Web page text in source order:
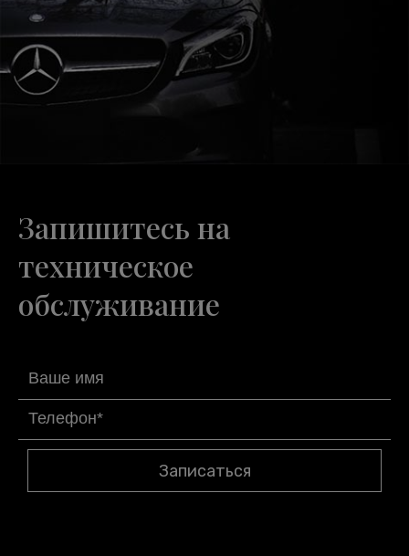
Запишитесь на
техническое
обслуживание
Записаться